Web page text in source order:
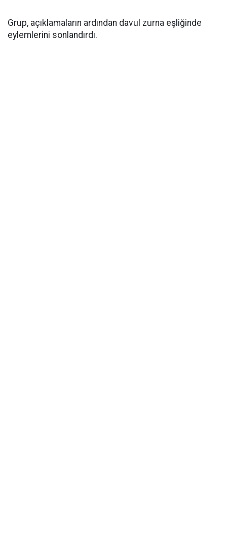
Grup, açıklamaların ardından davul zurna eşliğinde
eylemlerini sonlandırdı.